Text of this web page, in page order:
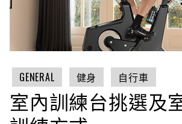
GENERAL 健身 自行車
室內訓練台挑選及